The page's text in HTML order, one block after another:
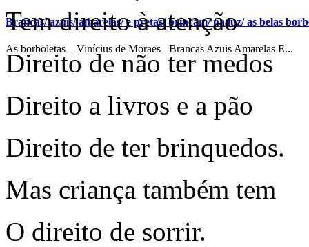
Brancas/ azuis/ amarelas/ e pretas/ brincam/ na luz/ as belas
As borboletas – Vinícius de Moraes Brancas Azuis Amarelas E...
Tem direito à atenção
Direito de não ter medos
Direito a livros e a pão
Direito de ter brinquedos.
Mas criança também tem
O direito de sorrir.